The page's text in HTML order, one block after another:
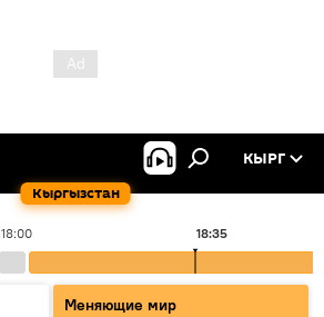
Кыргызстан
КЫРГ
18:00 18:35
Меняющие мир